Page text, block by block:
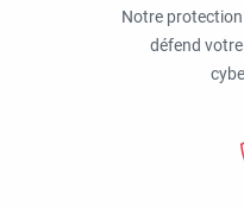
Notre
défend